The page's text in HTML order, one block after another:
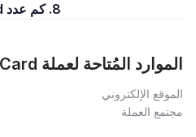
8. كم عدد BNB Card المتوفر حاليًا؟
الموارد المُتاحة لعملة BNB Card
الموقع الإلكتروني
مجتمع العملة